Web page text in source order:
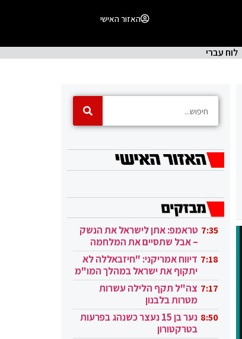
האזור האישי
לוח עברי
7:35 טראמפ: אתן לישראל את הנשק
– אבל שתסיים את המלחמה
בעזה 7:18 דיווח אמריקני: "חיזבאללה לא
יתקוף את ישראל במהלך המו"מ
בקטאר" 7:17 צה"ל תקף הלילה עשרות
מטרות בלבנון
8:50
נער בן 15 נעצר כשנהג בפרעות
בטרקטורון